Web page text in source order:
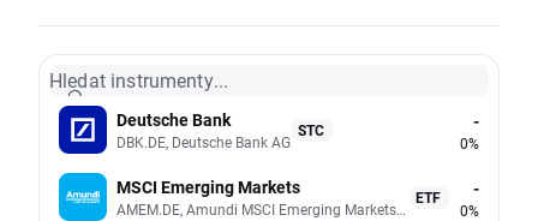
Hledat instrumenty...
Deutsche Bank
DBK.DE, Deutsche Bank AG
STC -
0%
MSCI Emerging Markets
AMEM.DE, Amundi MSCI Emerging Markets UCITS (Acc EUR)
ETF -
0%